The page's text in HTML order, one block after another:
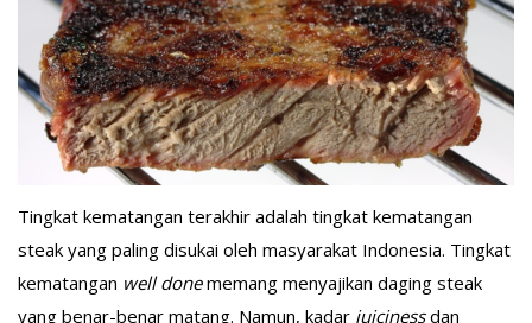
Tingkat kematangan terakhir adalah tingkat kematangan
steak yang paling disukai oleh masyarakat Indonesia. Tingkat
kematangan well donememang menyajikan daging steak
yang benar-benar matang. Namun, kadar juicinessdan